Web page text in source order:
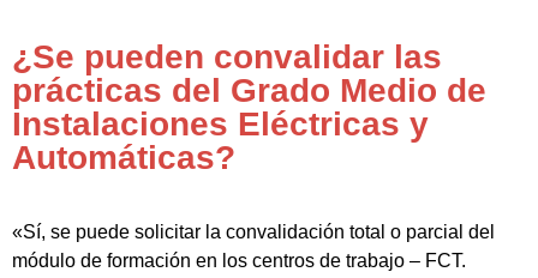
¿Se pueden convalidar las
prácticas del Grado Medio de
Instalaciones Eléctricas y
Automáticas?
«Sí, se puede solicitar la convalidación total o parcial del
módulo de formación en los centros de trabajo – FCT.